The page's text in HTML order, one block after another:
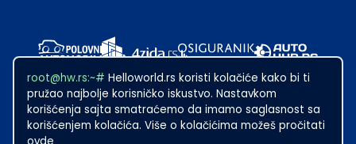
root@hw.rs:~# Helloworld.rs koristi kolačiće kako bi ti
pružao najbolje korisničko iskustvo. Nastavkom
korišćenja sajta smatraćemo da imamo saglasnost sa
korišćenjem kolačića. Više o kolačićima možeš pročitati